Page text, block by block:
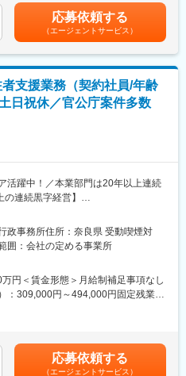
時間
す。
均３年～5年程度
野で高い技術力を誇るエンジニア集
の根幹にあるのは“人の成長”だと考
大切に育てる環境づくりに力を入れ
「これから技術を身につけたい」──
件と教育制度を用意。学習成果や資
立できる会社です。
、叶えられる環境
た高度案件へ、未経験者は基礎教育
ながる制度
けられる実績
界・技術領域の案件があり、市場価
安の金額であり、選考を通じて上下
(月額)は固定手当を含めた表記です。
応募依頼する
（エージェントサービス）
支援業務（契約社員/年齢
日祝休／官公庁案件多数
活躍中！／本業部門は20年以上連続
連続黒字経営】
省や地方自治体などと業務委託契約
作成業務などを担当していただきま
ポートすることです。
を公務員に代わって行うことで、ワ
政事務所住所：奈良県 受動喫煙対
囲：会社の定める事業所
円＜賃金形態＞月給制補足事項なし
：309,000円～494,000円固定残業手
月）■賞与：なし（正社員移行した場
収：540万円／35歳・経験10年…月額
応募依頼する
（エージェントサービス）